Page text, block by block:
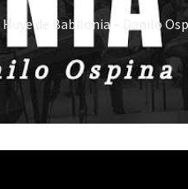
Huye de Babilonia – Danilo